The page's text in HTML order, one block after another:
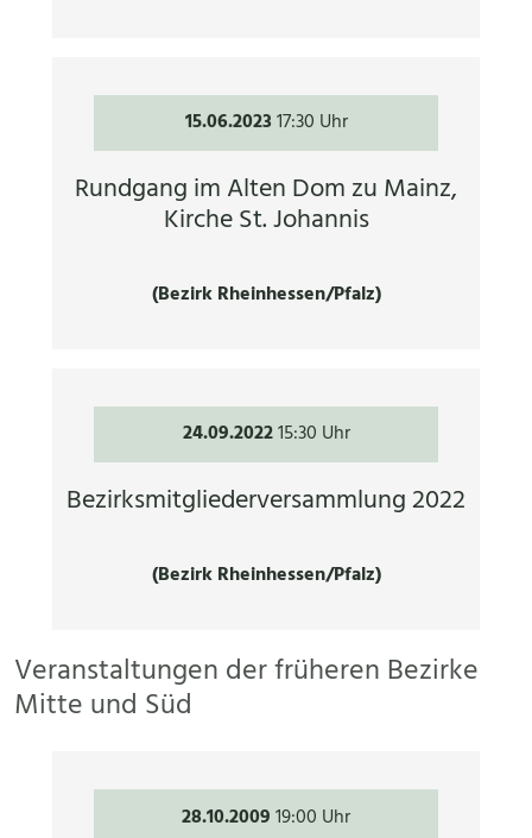
15.06.202317:30 Uhr
Rundgang im Alten Dom zu Mainz,
Kirche St. Johannis
(Bezirk Rheinhessen/Pfalz)
24.09.202215:30 Uhr
Bezirksmitgliederversammlung 2022
(Bezirk Rheinhessen/Pfalz)
Veranstaltungen der früheren Bezirke
Mitte und Süd
28.10.200919:00 Uhr